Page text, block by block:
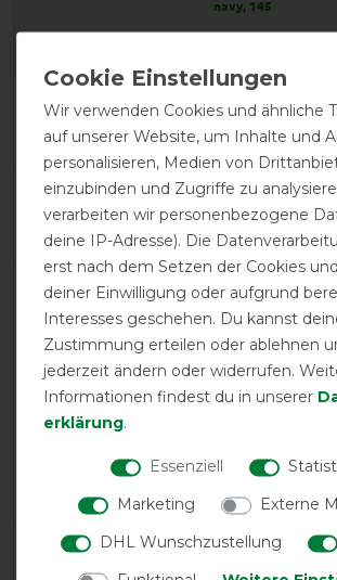
navy, 145
Product Reviews
1
Product Rating
5/5
product experience
calculated from 1 customer
Positive
Negative
0%
LATEST REVIEWS
Wir verwenden Cookies und ähnliche
auf unserer Website, um Inhalte und
personalisieren, Medien von
einzubinden und Zugriffe zu
verarbeiten wir personenbezogene
deine IP-Adresse). Die
erst nach dem Setzen der Cookies
deiner Einwilligung oder aufgrund
Interesses geschehen. Du kannst
Zustimmung erteilen oder ablehnen
jederzeit ändern oder widerrufen.
Informationen findest du in unserer
erklärung.
Essenziell
Marketing
Externe
DHL Wunschzustellung